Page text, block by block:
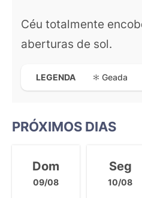
Céu totalmente
aberturas de sol.
LEGENDA Geada
PRÓXIMOS DIAS
Dom
09/08
Seg
10/08